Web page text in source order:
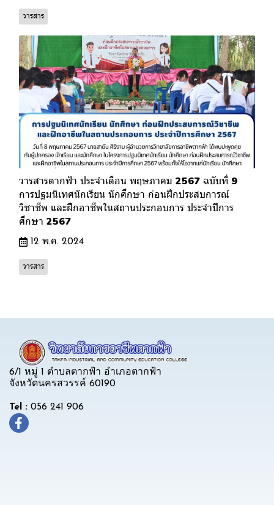
วารสาร
วารสารตากฟ้า ประจำเดือน พฤษภาคม 2567 ฉบับที่ 9
การปฐมนิเทศนักเรียน นักศึกษา ก่อนฝึกประสบการณ์
วิชาชีพ และฝึกอาชีพในสถานประกอบการ ประจำปีการ
ศึกษา 2567
12 พ.ค. 2024
วารสาร
6/1 หมู่ 1 ตำบลตากฟ้า อำเภอตากฟ้า
จังหวัดนครสวรรค์ 60190
Tel : 056 241 906